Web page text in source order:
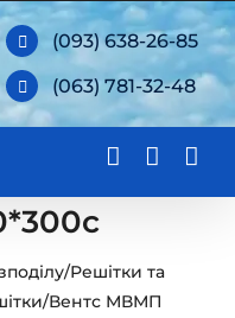
(093) 638-26-85
(063) 781-32-48
/Решітки та
/Вентс МВМП